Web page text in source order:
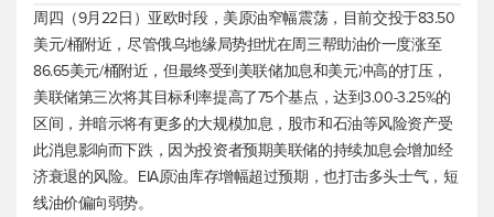
周四（9月22日）亚欧时段， 美原油窄幅震荡，目前交投于83.50
美元/桶附近，尽管俄乌地缘局势担忧在周三帮助油价一度涨至
86.65美元/桶附近，但最终受到美联储加息和美元冲高的打压，
美联储第三次将其目标利率提高了75个基点，达到3.00-3.25%的
区间，并暗示将有更多的大规模加息，股市和石油等风险资产受
此消息影响而下跌，因为投资者预期美联储的持续加息会增加经
济衰退的风险。EIA原油库存增幅超过预期，也打击多头士气，短
线油价偏向弱势。